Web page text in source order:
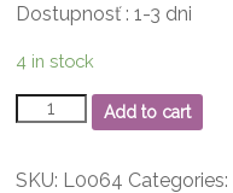
Dostupnosť : 1-3 dni
4 in stock
UCT
206
teleso
Add to cart
SKU: L0064 Categories: